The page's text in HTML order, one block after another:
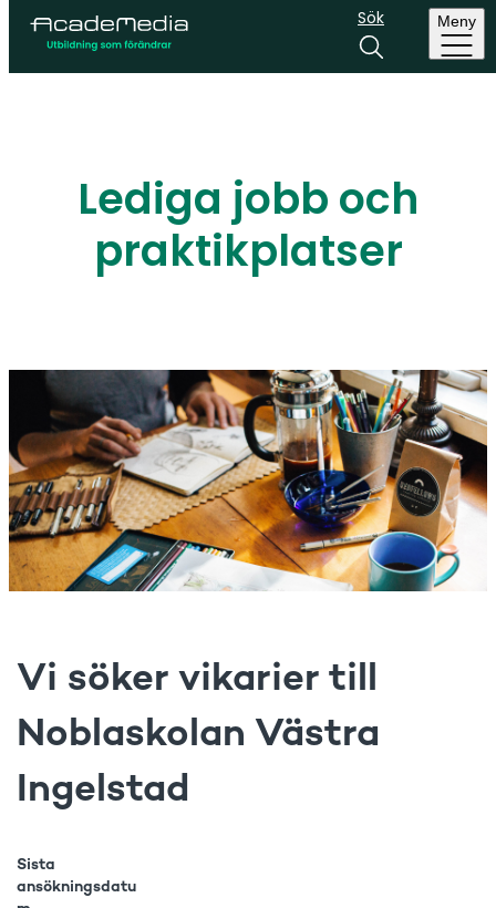
Sök Meny
Lediga jobb och
praktikplatser